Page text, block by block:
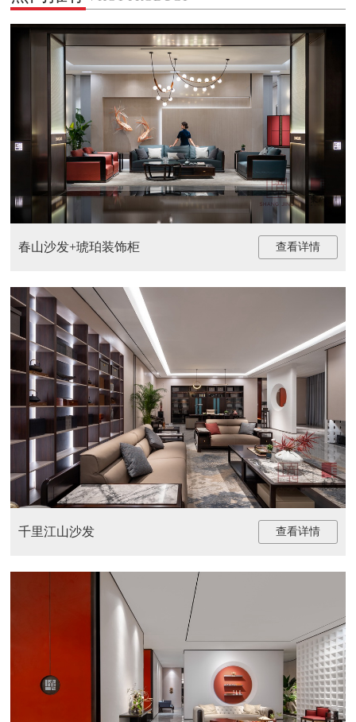
春山沙发+琥珀装饰柜 查看详情
千里江山沙发 查看详情